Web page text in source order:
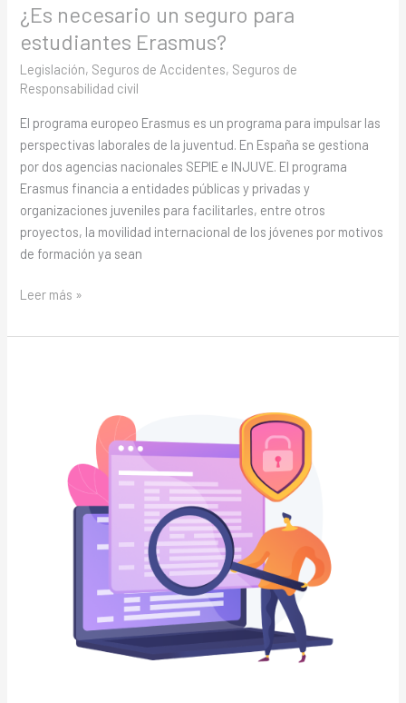
¿Es necesario un seguro para
estudiantes Erasmus?
Legislación, Seguros de Accidentes, Seguros de
Responsabilidad civil
El programa europeo Erasmus es un programa para impulsar las
perspectivas laborales de la juventud. En España se gestiona
por dos agencias nacionales SEPIE e INJUVE. El programa
Erasmus financia a entidades públicas y privadas y
organizaciones juveniles para facilitarles, entre otros
proyectos, la movilidad internacional de los jóvenes por motivos
de formación ya sean
Leer más »
ataques?